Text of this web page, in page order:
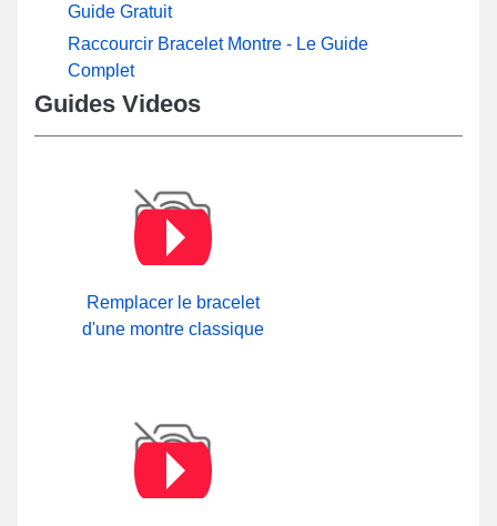
Guide Gratuit
Raccourcir Bracelet Montre - Le Guide
Complet
Guides Videos
Remplacer le bracelet
d'une montre classique